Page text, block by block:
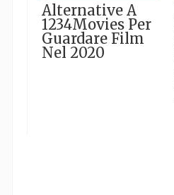
Alternative A
1234Movies Per
Guardare Film
Nel 2020